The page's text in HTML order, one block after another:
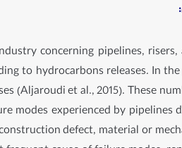
concerning pipelines, risers,
to hydrocarbons releases. In
(Aljaroudi et al., 2015). These
modes experienced by pipelines
defect, material or